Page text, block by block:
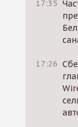
17:35
17:26